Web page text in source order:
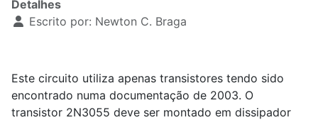
Detalhes
Escrito por: Newton C. Braga
Este circuito utiliza apenas transistores tendo sido
encontrado numa documentação de 2003. O
transistor 2N3055 deve ser montado em dissipador